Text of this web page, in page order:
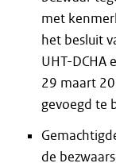
met
het besluit
UHT-DCHA
29 maart
gevoegd te
de